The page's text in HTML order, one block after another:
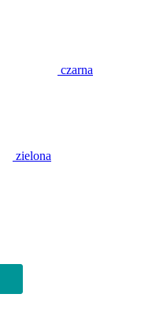
czarna
zielona